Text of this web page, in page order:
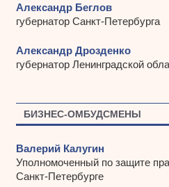
Александр Беглов
губернатор Санкт-Петербурга
Александр Дрозденко
губернатор Ленинградской
БИЗНЕС-ОМБУДСМЕНЫ
Валерий Калугин
Уполномоченный по защите
Санкт-Петербурге